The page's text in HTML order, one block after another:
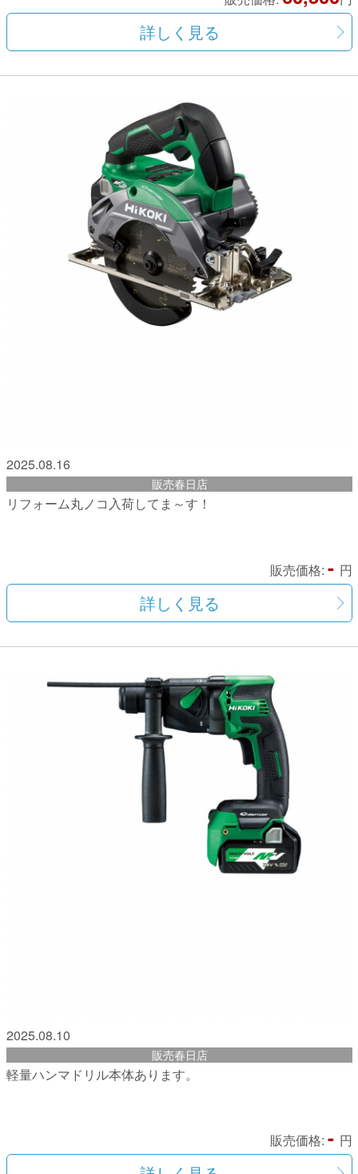
詳しく見る
2025.08.16
販売春日店
リフォーム丸ノコ入荷してま～す！
販売価格: - 円
詳しく見る
2025.08.10
販売春日店
軽量ハンマドリル本体あります。
販売価格: - 円